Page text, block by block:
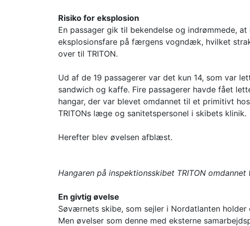
Risiko for eksplosion
En passager gik til bekendelse og indrømmede,
eksplosionsfare på færgens vogndæk, hvilket
over til TRITON.
Ud af de 19 passagerer var det kun 14, som var
sandwich og kaffe. Fire passagerer havde fået
hangar, der var blevet omdannet til et primitivt
TRITONs læge og sanitetspersonel i skibets klinik.
Herefter blev øvelsen afblæst.
Hangaren på inspektionsskibet TRITON
En givtig øvelse
Søværnets skibe, som sejler i Nordatlanten
Men øvelser som denne med eksterne